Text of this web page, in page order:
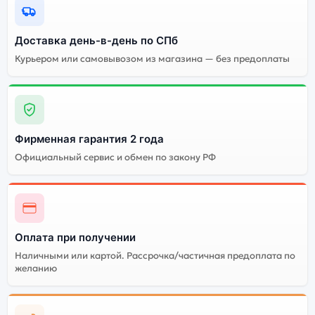
Почему стоит купить умные часы
Huawei Watch 4 Pro Kids Pink
смарт-часов Huawei
Watch 4 Pro Kids Pink
часов Huawei Watch 4 Pro Kids Pink (Розовый) 36мм
Доставка день-в-день по СПб
Курьером или самовывозом из магазина — без предоплаты
Фирменная гарантия 2 года
Официальный сервис и обмен по закону РФ
Оплата при получении
Наличными или картой. Рассрочка/частичная предоплата по
желанию